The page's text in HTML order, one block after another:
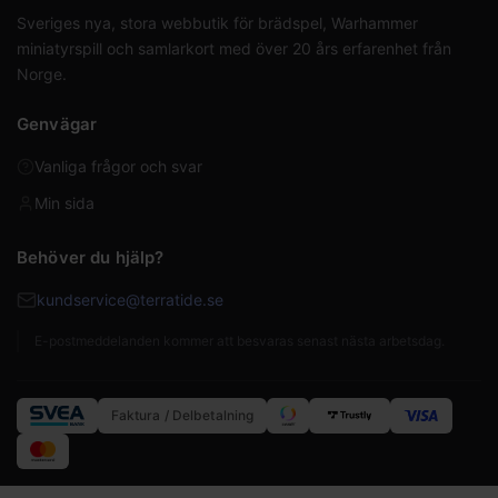
Sveriges nya, stora webbutik för brädspel, Warhammer
miniatyrspill och samlarkort med över 20 års erfarenhet från
Norge.
Genvägar
Vanliga frågor och svar
Min sida
Behöver du hjälp?
kundservice@terratide.se
Faktura / Delbetalning